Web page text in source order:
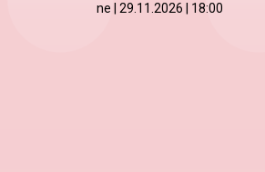
ne | 29.11.2026 | 18:00